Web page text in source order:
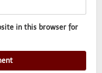
in this browser for